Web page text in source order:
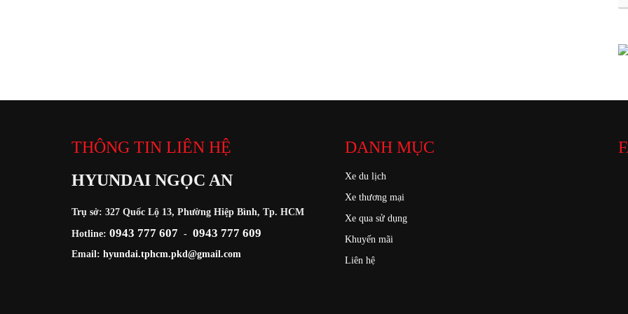
THÔNG TIN LIÊN HỆ
HYUNDAI NGỌC AN
Trụ sở: 327 Quốc Lộ 13, Phường Hiệp Bình, Tp. HCM
Hotline: 0943 777 607 - 0943 777 609
Email: hyundai.tphcm.pkd@gmail.com
DANH MỤC
Xe du lịch
Xe thương mại
Xe qua sử dụng
Khuyến mãi
Liên hệ